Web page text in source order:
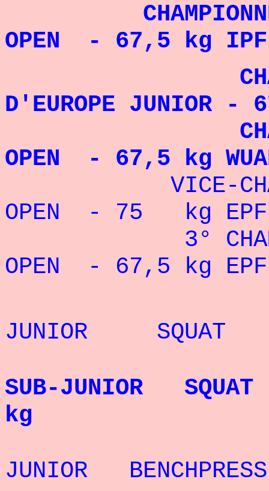
CHAMPIONNE DU
OPEN - 67,5 kg
D'EUROPE JUNIOR
OPEN - 67,5 kg
VICE-
OPEN - 75 kg
3°
OPEN - 67,5 kg
JUNIOR
SUB-JUNIOR
kg
JUNIOR